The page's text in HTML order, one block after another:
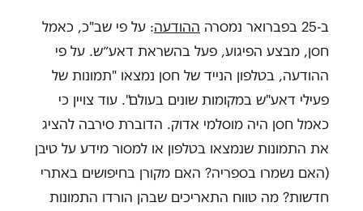
ב-25 בפברואר נמסרה ההודעה: על פי שב"כ, כאמל
חסן, מבצע הפיגוע, פעל בהשראת דאע״ש. על פי
ההודעה, בטלפון הנייד של חסן נמצאו "תמונות של
פעילי דאע"ש במקומות שונים בעולם". עוד צויין כי
כאמל חסן היה מוסלמי אדוק. הדוברת סירבה להציג
את התמונות שנמצאו בטלפון או למסור מידע על טיבן
(האם נשמרו בספריה? האם מקורן בחיפושים באתרי
חדשות? מה טווח התאריכים שבהן הורדו התמונות